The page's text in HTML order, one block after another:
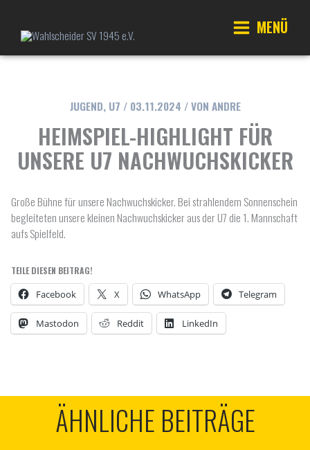
springen
Main
MENÜ
JUGEND, U7 / 03.11.2024 / VON ANDRE
HEIMSPIEL-HIGHLIGHT FÜR
UNSERE U7 NACHWUCHSKICKER
Große Bühne für unsere Nachwuchskicker. Bei strahlendem Sonnenschein
begleiteten unsere kleinen Nachwuchskicker aus der U7 die 1. Mannschaft
aufs Spielfeld.
TEILE DIESEN BEITRAG!
Facebook X WhatsApp Telegram
Mastodon Reddit LinkedIn
ÄHNLICHE BEITRÄGE